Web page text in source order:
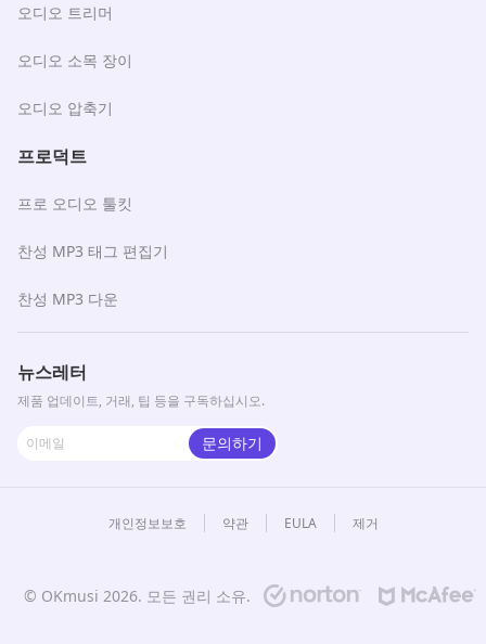
오디오 트리머
오디오 소목 장이
오디오 압축기
프로덕트
프로 오디오 툴킷
찬성 MP3 태그 편집기
찬성 MP3 다운
뉴스레터
제품 업데이트, 거래, 팁 등을 구독하십시오.
문의하기
개인정보보호 약관 EULA 제거
© OKmusi 2026. 모든 권리 소유.